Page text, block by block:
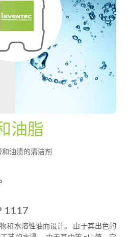
油脂
油渍的清洁剂
1117
和水溶性油而设计。 由于其出色的